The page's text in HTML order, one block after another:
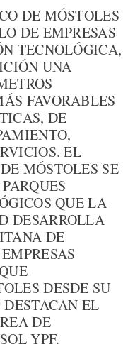
DE MÓSTOLES
DE EMPRESAS
TECNOLÓGICA,
UNA
FAVORABLES
DE
EL
MÓSTOLES SE
QUE LA
DESARROLLA
DE
DESDE SU
EL
DE
YPF.